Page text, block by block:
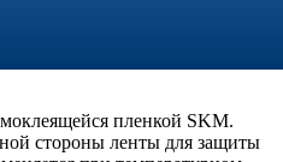
пленкой SKM.
стороны ленты для защиты